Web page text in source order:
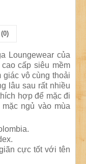
Loungewear của
cấp siêu mềm
giác vô cùng thoải
lâu sau rất nhiều
hợp để mặc đi
ngủ vào mùa
cực tốt với tên